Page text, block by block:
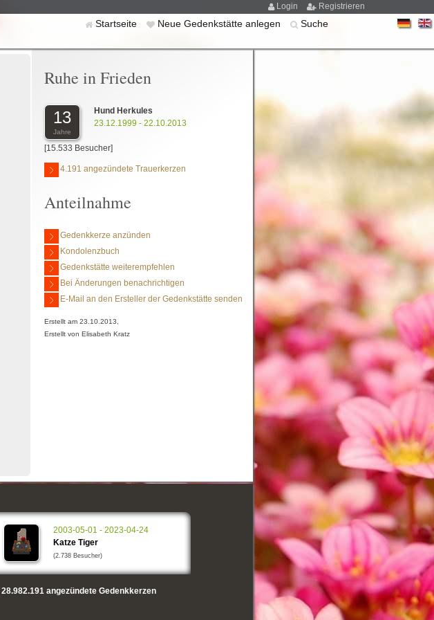
Login Registrieren
Startseite Neue Gedenkstätte anlegen Suche
Ruhe in Frieden
13
Jahre
Hund Herkules
23.12.1999 - 22.10.2013
[15.533 Besucher]
4.191 angezündete Trauerkerzen
Anteilnahme
Gedenkkerze anzünden
Kondolenzbuch
Gedenkstätte weiterempfehlen
Bei Änderungen benachrichtigen
E-Mail an den Ersteller der Gedenkstätte senden
Erstellt am 23.10.2013,
Erstellt von Elisabeth Kratz
2003-05-01 - 2023-04-24
Katze Tiger
(2.738 Besucher)
28.982.191angezündete Gedenkkerzen